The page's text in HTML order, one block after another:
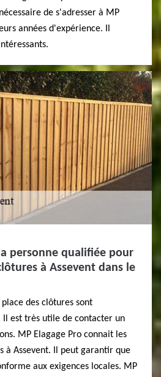
de s'adresser à MP
années d'expérience. Il
personne qualifiée pour
à Assevent dans le
des clôtures sont
est très utile de contacter un
MP Elagage Pro connait les
à Assevent. Il peut garantir que
aux exigences locales. MP